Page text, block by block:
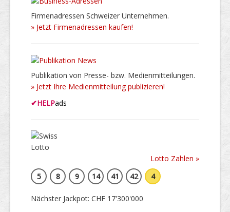
Firmenadressen Schweizer Unternehmen.
» Jetzt Firmenadressen kaufen!
Publikation von Presse- bzw. Medienmitteilungen.
» Jetzt Ihre Medienmitteilung publizieren!
✔HELPads
Lotto Zahlen »
5
8 9 14 41 42 4
Nächster Jackpot: CHF 17'300'000